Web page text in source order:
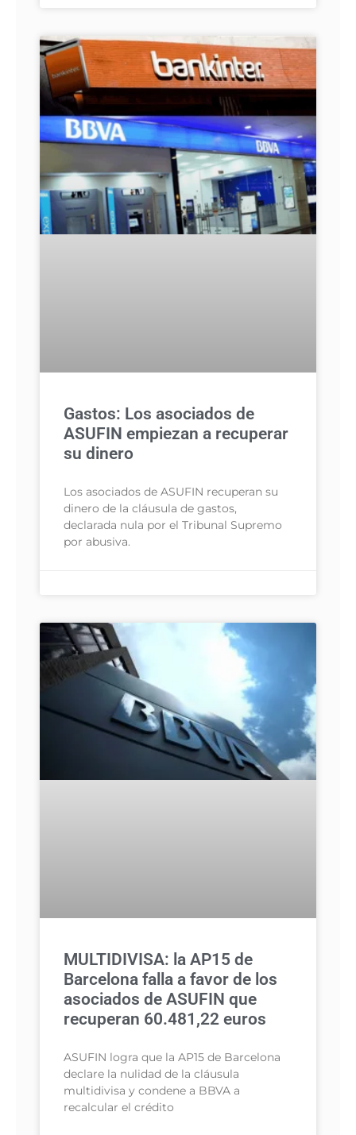
Gastos: Los asociados de
ASUFIN empiezan a recuperar
su dinero
Los asociados de ASUFIN recuperan su
dinero de la cláusula de gastos,
declarada nula por el Tribunal Supremo
por abusiva.
MULTIDIVISA: la AP15 de
Barcelona falla a favor de los
asociados de ASUFIN que
recuperan 60.481,22 euros
ASUFIN logra que la AP15 de Barcelona
declare la nulidad de la cláusula
multidivisa y condene a BBVA a
recalcular el crédito